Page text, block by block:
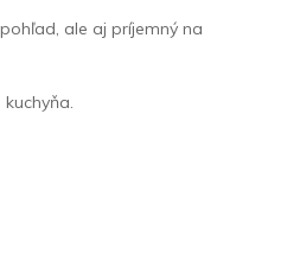
ale aj príjemný na